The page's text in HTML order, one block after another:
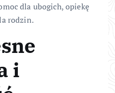
dla ubogich, opiekę
rodzin.
i